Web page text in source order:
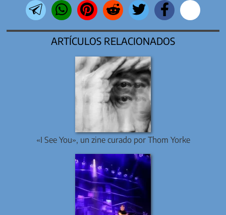
ARTÍCULOS RELACIONADOS
«I See You», un zine curado por Thom Yorke